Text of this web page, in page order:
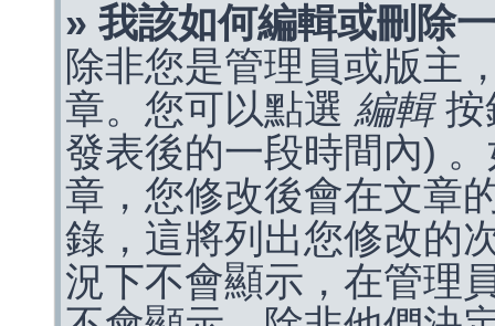
» 我該如何編輯或刪除
除非您是管理員或版主
章。您可以點選 編輯按
發表後的一段時間內)
章，您修改後會在文章
錄，這將列出您修改的
況下不會顯示，在管理